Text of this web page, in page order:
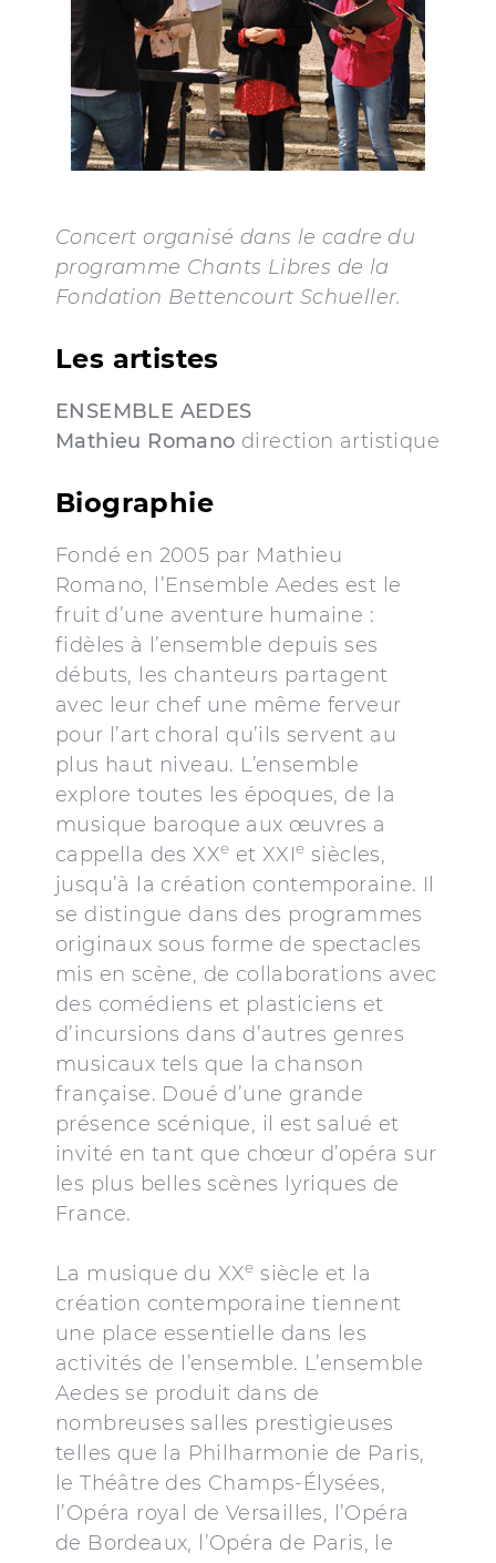
Concert organisé dans le cadre du
programme Chants Libres de la
Fondation Bettencourt Schueller.
Les artistes
ENSEMBLE AEDES
Mathieu Romano direction artistique
Biographie
Fondé en 2005 par Mathieu
Romano, l’Ensemble Aedes est le
fruit d’une aventure humaine :
fidèles à l’ensemble depuis ses
débuts, les chanteurs partagent
avec leur chef une même ferveur
pour l’art choral qu’ils servent au
plus haut niveau. L’ensemble
explore toutes les époques, de la
musique baroque aux œuvres a
cappella des XXe et XXIe siècles,
jusqu’à la création contemporaine. Il
se distingue dans des programmes
originaux sous forme de spectacles
mis en scène, de collaborations avec
des comédiens et plasticiens et
d’incursions dans d’autres genres
musicaux tels que la chanson
française. Doué d’une grande
présence scénique, il est salué et
invité en tant que chœur d’opéra sur
les plus belles scènes lyriques de
France.
La musique du XXe siècle et la
création contemporaine tiennent
une place essentielle dans les
activités de l’ensemble. L’ensemble
Aedes se produit dans de
nombreuses salles prestigieuses
telles que la Philharmonie de Paris,
le Théâtre des Champs-Élysées,
l’Opéra royal de Versailles, l’Opéra
de Bordeaux, l’Opéra de Paris, le